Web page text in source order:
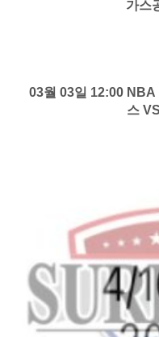
가스
03월 03일 12:00 NBA
스